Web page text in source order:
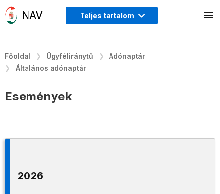
Teljes tartalom
Főoldal Ügyféliránytű
Adónaptár
Általános adónaptár
Események
2026